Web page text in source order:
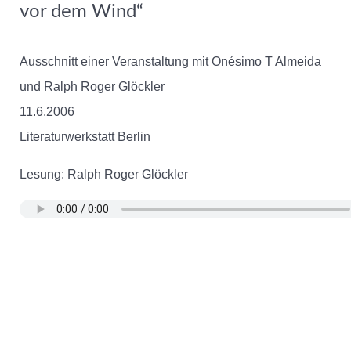
vor dem Wind“
Ausschnitt einer Veranstaltung mit Onésimo T Almeida
und Ralph Roger Glöckler
11.6.2006
Literaturwerkstatt Berlin
Lesung: Ralph Roger Glöckler